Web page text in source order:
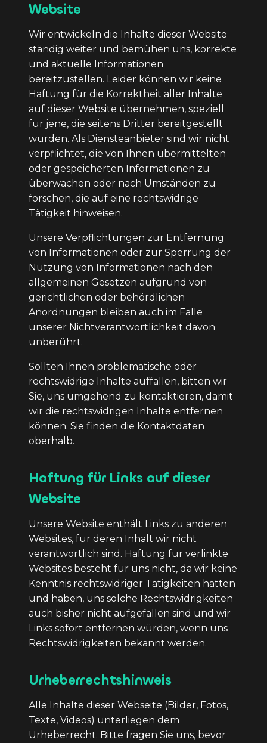
Website
Wir entwickeln die Inhalte dieser Website
ständig weiter und bemühen uns, korrekte
und aktuelle Informationen
bereitzustellen. Leider können wir keine
Haftung für die Korrektheit aller Inhalte
auf dieser Website übernehmen, speziell
für jene, die seitens Dritter bereitgestellt
wurden. Als Diensteanbieter sind wir nicht
verpflichtet, die von Ihnen übermittelten
oder gespeicherten Informationen zu
überwachen oder nach Umständen zu
forschen, die auf eine rechtswidrige
Tätigkeit hinweisen.
Unsere Verpflichtungen zur Entfernung
von Informationen oder zur Sperrung der
Nutzung von Informationen nach den
allgemeinen Gesetzen aufgrund von
gerichtlichen oder behördlichen
Anordnungen bleiben auch im Falle
unserer Nichtverantwortlichkeit davon
unberührt.
Sollten Ihnen problematische oder
rechtswidrige Inhalte auffallen, bitten wir
Sie, uns umgehend zu kontaktieren, damit
wir die rechtswidrigen Inhalte entfernen
können. Sie finden die Kontaktdaten
oberhalb.
Haftung für Links auf dieser
Website
Unsere Website enthält Links zu anderen
Websites, für deren Inhalt wir nicht
verantwortlich sind. Haftung für verlinkte
Websites besteht für uns nicht, da wir keine
Kenntnis rechtswidriger Tätigkeiten hatten
und haben, uns solche Rechtswidrigkeiten
auch bisher nicht aufgefallen sind und wir
Links sofort entfernen würden, wenn uns
Rechtswidrigkeiten bekannt werden.
Urheberrechtshinweis
Alle Inhalte dieser Webseite (Bilder, Fotos,
Texte, Videos) unterliegen dem
Urheberrecht. Bitte fragen Sie uns, bevor